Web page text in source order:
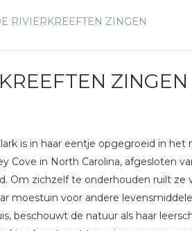
RIVIERKREEFTEN ZINGEN
ZINGEN
is in haar eentje opgegroeid in het
Cove in North Carolina, afgesloten
Om zichzelf te onderhouden ruilt ze
moestuin voor andere
beschouwt de natuur als haar